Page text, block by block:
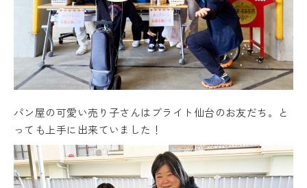
パン屋の可愛い売り子さんはブライト仙台のお友だち。と
っても上手に出来ていました！